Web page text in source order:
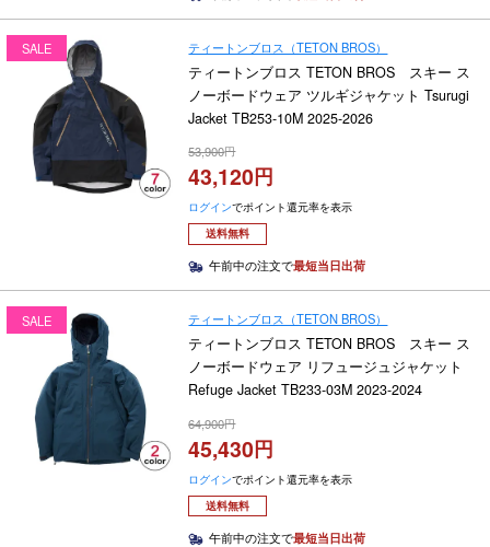
SALE ティートンブロス（TETON BROS）
ティートンブロス TETON BROS スキー ス
ノーボードウェア ツルギジャケット Tsurugi
Jacket TB253-10M 2025-2026
53,900
43,120
ログインでポイント還元率を表示
送料無料
午前中の注文で最短当日出荷
SALE ティートンブロス（TETON BROS）
ティートンブロス TETON BROS スキー ス
ノーボードウェア リフュージュジャケット
Refuge Jacket TB233-03M 2023-2024
64,900
45,430
ログインでポイント還元率を表示
送料無料
午前中の注文で最短当日出荷